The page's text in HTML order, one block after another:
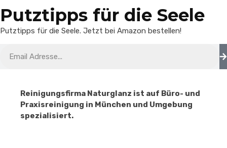
Putztipps für die Seele
Putztipps für die Seele. Jetzt bei Amazon bestellen!
Reinigungsfirma Naturglanz ist auf Büro- und
Praxisreinigung in München und Umgebung
spezialisiert.